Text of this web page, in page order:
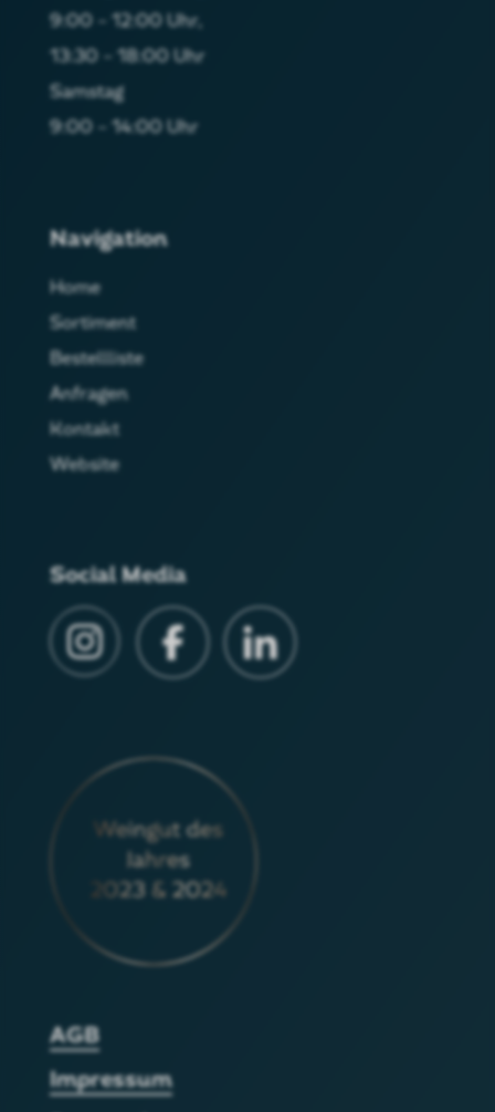
9:00 – 12:00 Uhr,
13:30 – 18:00 Uhr
Samstag
9:00 – 14:00 Uhr
Navigation
Home
Sortiment
Bestellliste
Anfragen
Kontakt
Website
Social Media
AGB
Impressum